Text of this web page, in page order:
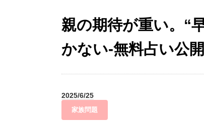
親の期待が重い。“
かない-無料占い公
2025/6/25
家族問題